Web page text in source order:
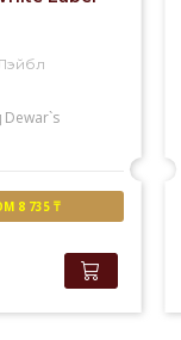
Dewar`s
8 735 ₸